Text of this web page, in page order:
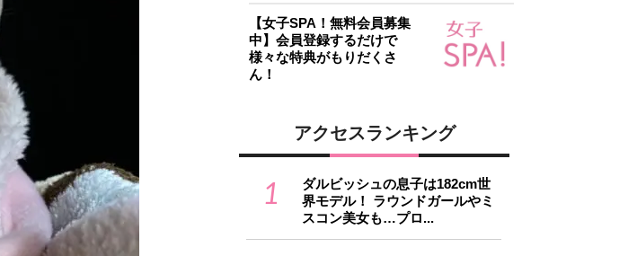
【女子SPA！無料会員募集
中】会員登録するだけで
様々な特典がもりだくさ
ん！
アクセスランキング
1
ダルビッシュの息子は182cm世
界モデル！ ラウンドガールやミ
スコン美女も…プロ...